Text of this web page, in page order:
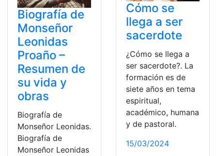
Biografía de
Monseñor
Leonidas
Proaño –
Resumen de
su vida y
obras
Biografía de
Monseñor Leonidas.
Biografía de
Monseñor Leonidas
Cómo se
llega a ser
sacerdote
¿Cómo se llega a
ser sacerdote?. La
formación es de
siete años en tema
espiritual,
académico, humana
y de pastoral.
15/03/2024